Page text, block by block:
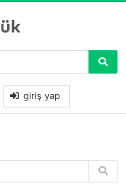
giriş yap